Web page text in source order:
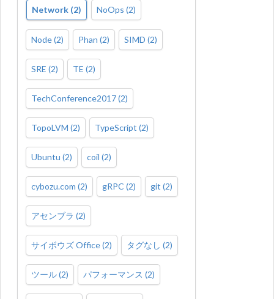
Network (2) NoOps (2)
Node(2) Phan (2) SIMD (2)
SRE (2) TE (2)
TechConference2017(2)
TopoLVM (2) TypeScript (2)
Ubuntu (2) coil (2)
cybozu.com (2) gRPC (2) git (2)
アセンブラ (2)
サイボウズ Office(2) タグなし (2)
ツール(2) パフォーマンス (2)